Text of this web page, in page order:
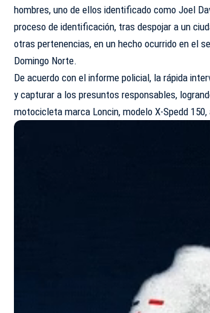
hombres, uno de ellos identificado como Joel
proceso de identificación, tras despojar a un
otras pertenencias, en un hecho ocurrido en el
Domingo Norte.
De acuerdo con el informe policial, la rápida
y capturar a los presuntos responsables,
motocicleta marca Loncin, modelo X-Spedd